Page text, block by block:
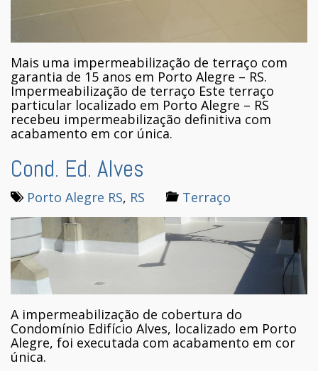
Mais uma impermeabilização de terraço com
garantia de 15 anos em Porto Alegre – RS.
Impermeabilização de terraço Este terraço
particular localizado em Porto Alegre – RS
recebeu impermeabilização definitiva com
acabamento em cor única.
Cond. Ed. Alves
Porto Alegre RS, RS Terraço
A impermeabilização de cobertura do
Condomínio Edifício Alves, localizado em Porto
Alegre, foi executada com acabamento em cor
única.